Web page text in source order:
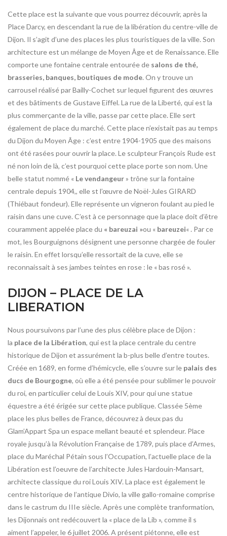
Cette place est la suivante que vous pourrez découvrir, après la
Place Darcy, en descendant la rue de la libération du centre-ville de
Dijon. Il s’agit d’une des places les plus touristiques de la ville. Son
architecture est un mélange de Moyen Âge et de Renaissance. Elle
comporte une fontaine centrale entourée de salons de thé,
brasseries, banques, boutiques de mode. On y trouve un
carrousel réalisé par Bailly-Cochet sur lequel figurent des œuvres
et des bâtiments de Gustave Eiffel. La rue de la Liberté, qui est la
plus commerçante de la ville, passe par cette place. Elle sert
également de place du marché. Cette place n’existait pas au temps
du Dijon du Moyen Âge : c’est entre 1904-1905 que des maisons
ont été rasées pour ouvrir la place. Le sculpteur François Rude est
né non loin de là, c’est pourquoi cette place porte son nom. Une
belle statut nommé « Le vendangeur» trône sur la fontaine
centrale depuis 1904,, elle st l’œuvre de Noël-Jules GIRARD
(Thiébaut fondeur). Elle représente un vigneron foulant au pied le
raisin dans une cuve. C’est à ce personnage que la place doit d’être
couramment appelée place du « bareuzai »ou « bareuzei« . Par ce
mot, les Bourguignons désignent une personne chargée de fouler
le raisin. En effet lorsqu’elle ressortait de la cuve, elle se
reconnaissait à ses jambes teintes en rose : le « bas rosé ».
DIJON – PLACE DE LA
LIBERATION
Nous poursuivons par l’une des plus célèbre place de Dijon :
la place de la Libération, qui est la place centrale du centre
historique de Dijon et assurément la b-plus belle d’entre toutes.
Créée en 1689, en forme d’hémicycle, elle s’ouvre sur le palais des
ducs de Bourgogne, où elle a été pensée pour sublimer le pouvoir
du roi, en particulier celui de Louis XIV, pour qui une statue
équestre a été érigée sur cette place publique. Classée 5ème
place les plus belles de France, découvrez à deux pas du
Glam’Appart Spa un espace mellant beauté et splendeur. Place
royale jusqu’à la Révolution Française de 1789, puis place d’Armes,
place du Maréchal Pétain sous l’Occupation, l’actuelle place de la
Libération est l’oeuvre de l’architecte Jules Hardouin-Mansart,
architecte classique du roi Louis XIV. La place est également le
centre historique de l’antique Divio, la ville gallo-romaine comprise
dans le castrum du IIIe siècle. Après une complète tranformation,
les Dijonnais ont redécouvert la « place de la Lib », comme il s
aiment l’appeler, le 6 juillet 2006. A présent piétonne, elle est